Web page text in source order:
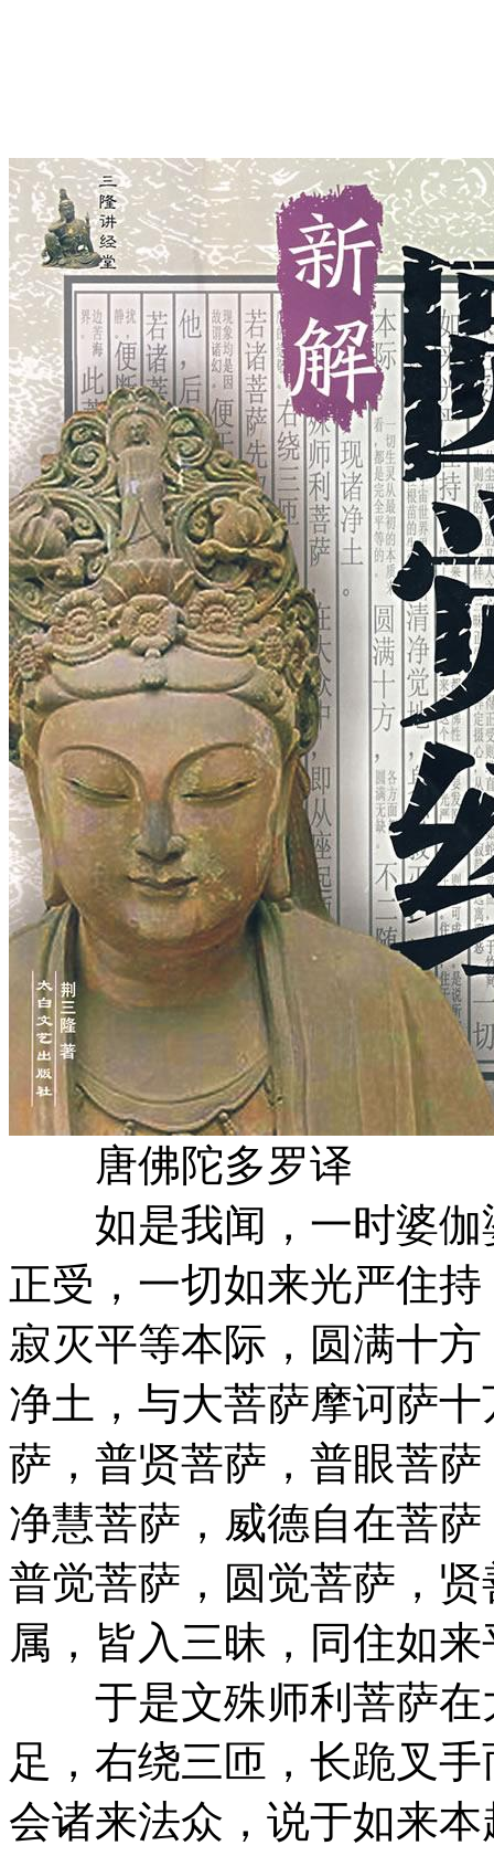
唐佛陀多罗译
如是我闻，一时婆伽
正受，一切如来光严住
寂灭平等本际，圆满十
净土，与大菩萨摩诃萨
萨，普贤菩萨，普眼菩
净慧菩萨，威德自在菩
普觉菩萨，圆觉菩萨，
属，皆入三昧，同住如
于是文殊师利菩萨在
足，右绕三匝，长跪叉
会诸来法众，说于如来